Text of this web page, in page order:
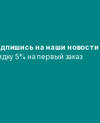
на наши новости
5% на первый заказ